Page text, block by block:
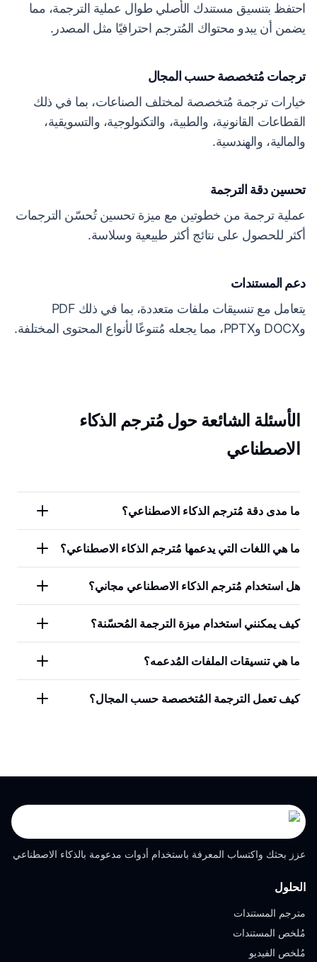
احتفظ بتنسيق مستندك الأصلي طوال عملية الترجمة، مما
يضمن أن يبدو محتواك المُترجم احترافيًا مثل المصدر.
ترجمات مُتخصصة حسب المجال
خيارات ترجمة مُتخصصة لمختلف الصناعات، بما في ذلك
القطاعات القانونية، والطبية، والتكنولوجية، والتسويقية،
والمالية، والهندسية.
تحسين دقة الترجمة
عملية ترجمة من خطوتين مع ميزة تحسين تُحسّن الترجمات
أكثر للحصول على نتائج أكثر طبيعية وسلاسة.
دعم المستندات
يتعامل مع تنسيقات ملفات متعددة، بما في ذلك PDF
وDOCX وPPTX، مما يجعله مُتنوعًا لأنواع المحتوى المختلفة.
الأسئلة الشائعة حول مُترجم الذكاء
الاصطناعي
ما مدى دقة مُترجم الذكاء الاصطناعي؟
ما هي اللغات التي يدعمها مُترجم الذكاء الاصطناعي؟
هل استخدام مُترجم الذكاء الاصطناعي مجاني؟
كيف يمكنني استخدام ميزة الترجمة المُحسّنة؟
ما هي تنسيقات الملفات المُدعمه؟
كيف تعمل الترجمة المُتخصصة حسب المجال؟
عزز بحثك واكتساب المعرفة باستخدام أدوات مدعومة بالذكاء الاصطناعي
الحلول
مترجم المستندات
مُلخص المستندات
مُلخص الفيديو